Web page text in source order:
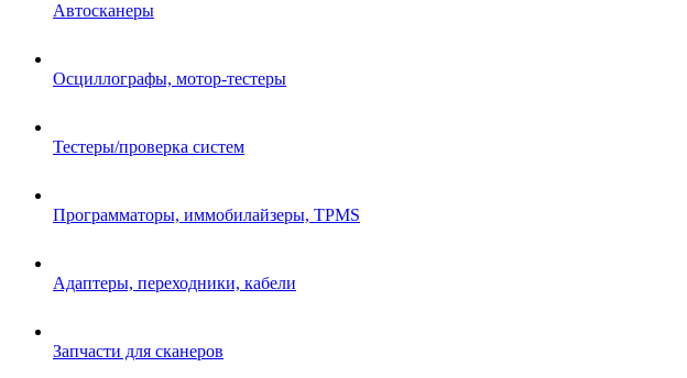
Автосканеры
Осциллографы, мотор-тестеры
Тестеры/проверка систем
Программаторы, иммобилайзеры, TPMS
Адаптеры, переходники, кабели
Запчасти для сканеров